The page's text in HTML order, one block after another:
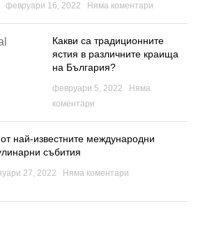
февруари 16, 2022 Няма коментари
Какви са традиционните
ястия в различните краища
на България?
февруари 5, 2022
Няма
коментари
най-известните международни
събития
27, 2022 Няма коментари